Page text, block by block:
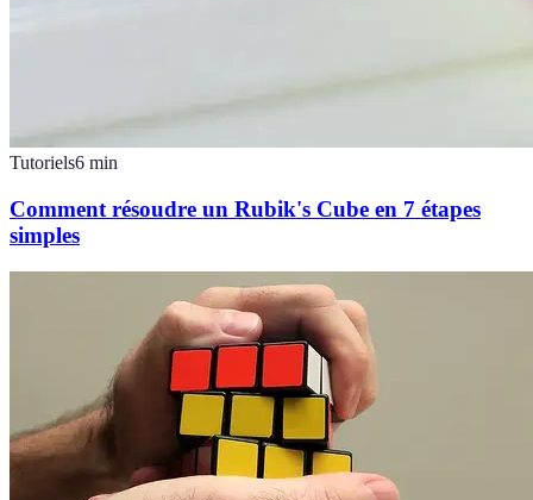
Tutoriels6 min
Comment résoudre un Rubik's Cube en 7 étapes
simples